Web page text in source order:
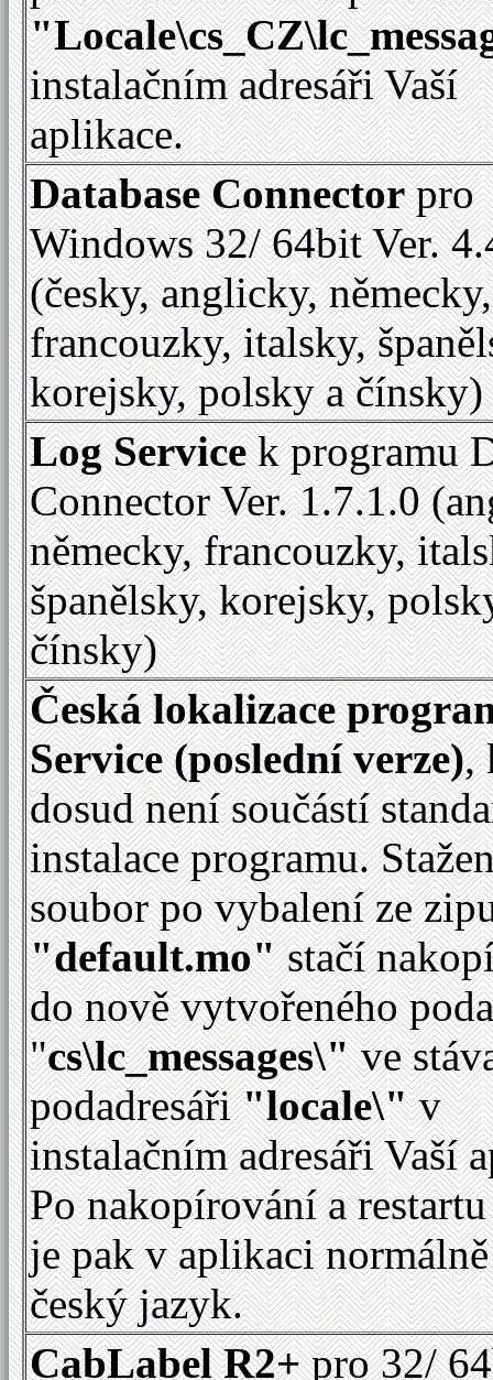
instalačním adresáři Vaší
aplikace.
Database Connectorpro
Windows 32/ 64bit Ver.
(česky, anglicky, německy,
francouzky, italsky,
korejsky, polsky a čínsky)
Log Servicek programu
Connector Ver. 1.7.1.0
německy, francouzky,
španělsky, korejsky,
čínsky)
Česká lokalizace
Service (poslední verze),
dosud není součástí
instalace programu.
soubor po vybalení ze
"default.mo"stačí
do nově vytvořeného
"cs\lc_messages\"ve
podadresáři"locale\"v
instalačním adresáři Vaší
Po nakopírování a
je pak v aplikaci
český jazyk.
CabLabel R2+pro 32/